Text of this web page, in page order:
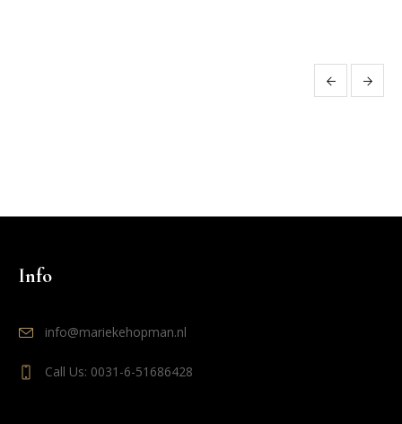
Info
info@mariekehopman.nl
Call Us: 0031-6-51686428